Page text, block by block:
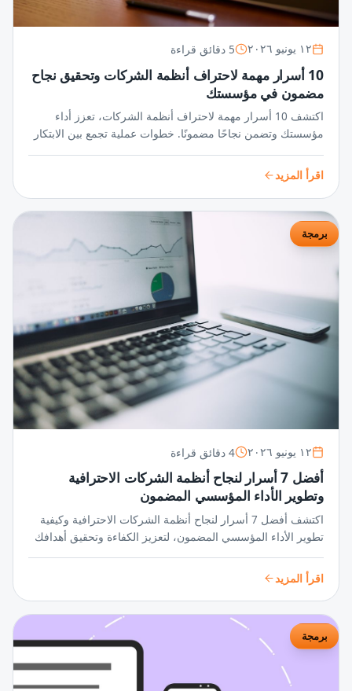
١٢ يونيو ٢٠٢٦ 5 دقائق قراءة
10 أسرار مهمة لاحتراف أنظمة الشركات وتحقيق نجاح
مضمون في مؤسستك
اكتشف 10 أسرار مهمة لاحتراف أنظمة الشركات، تعزز أداء
مؤسستك وتضمن نجاحًا مضمونًا. خطوات عملية تجمع بين الابتكار
اقرأ المزيد
برمجة
١٢ يونيو ٢٠٢٦ 4 دقائق قراءة
أفضل 7 أسرار لنجاح أنظمة الشركات الاحترافية
وتطوير الأداء المؤسسي المضمون
اكتشف أفضل 7 أسرار لنجاح أنظمة الشركات الاحترافية وكيفية
تطوير الأداء المؤسسي المضمون، لتعزيز الكفاءة وتحقيق أهدافك
بثقة وثبات في بيئة العمل الديناميكية.
اقرأ المزيد
برمجة